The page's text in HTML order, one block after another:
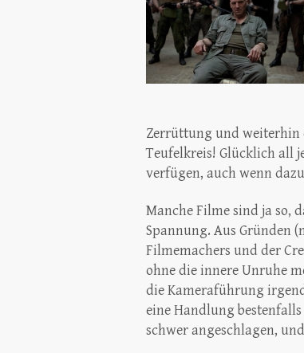
Zerrüttung und weiterhin
Teufelkreis! Glücklich all
verfügen, auch wenn
Manche Filme sind ja so,
Spannung. Aus Gründen
Filmemachers und der
ohne die innere Unruhe
die Kameraführung
eine Handlung
schwer angeschlagen,